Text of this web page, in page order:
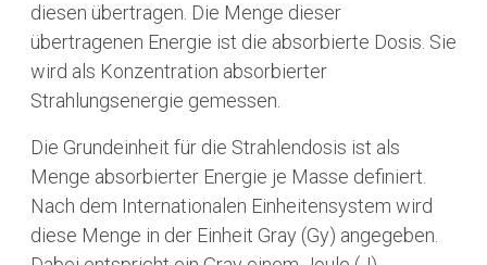
diesen übertragen. Die Menge dieser
übertragenen Energie ist die absorbierte Dosis. Sie
wird als Konzentration absorbierter
Strahlungsenergie gemessen.
Die Grundeinheit für die Strahlendosis ist als
Menge absorbierter Energie je Masse definiert.
Nach dem Internationalen Einheitensystem wird
diese Menge in der Einheit Gray (Gy) angegeben.